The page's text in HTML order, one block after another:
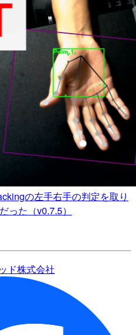
の左手右手の判定を取り
った（v0.7.5）
ド株式会社